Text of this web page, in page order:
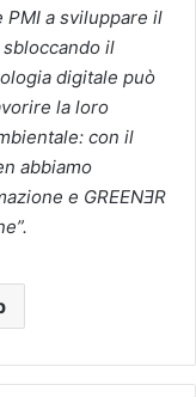
PMI a sviluppare il
il
digitale può
la loro
con il
abbiamo
e GREENƎR